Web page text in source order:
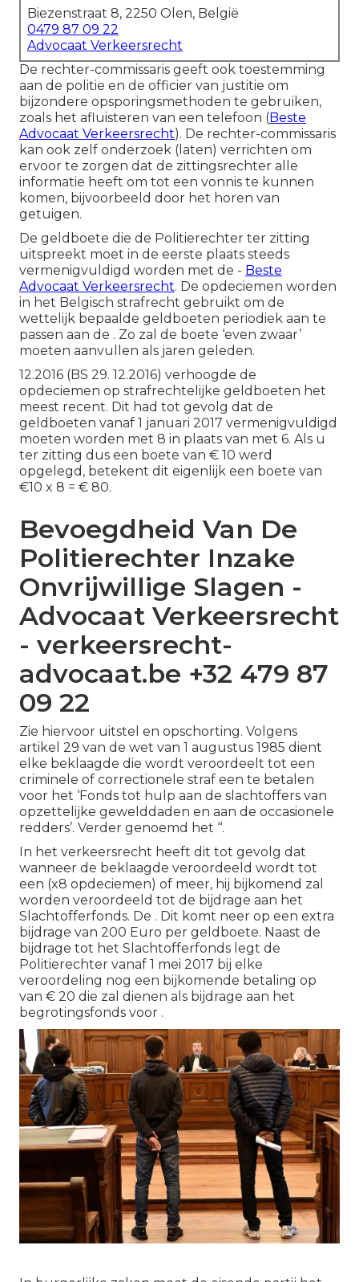
Biezenstraat 8, 2250 Olen, België
0479 87 09 22
Advocaat Verkeersrecht
De rechter-commissaris geeft ook toestemming
aan de politie en de officier van justitie om
bijzondere opsporingsmethoden te gebruiken,
zoals het afluisteren van een telefoon (Beste
Advocaat Verkeersrecht). De rechter-commissaris
kan ook zelf onderzoek (laten) verrichten om
ervoor te zorgen dat de zittingsrechter alle
informatie heeft om tot een vonnis te kunnen
komen, bijvoorbeeld door het horen van
getuigen.
De geldboete die de Politierechter ter zitting
uitspreekt moet in de eerste plaats steeds
vermenigvuldigd worden met de - Beste
Advocaat Verkeersrecht. De opdeciemen worden
in het Belgisch strafrecht gebruikt om de
wettelijk bepaalde geldboeten periodiek aan te
passen aan de . Zo zal de boete ‘even zwaar’
moeten aanvullen als jaren geleden.
12.2016 (BS 29. 12.2016) verhoogde de
opdeciemen op strafrechtelijke geldboeten het
meest recent. Dit had tot gevolg dat de
geldboeten vanaf 1 januari 2017 vermenigvuldigd
moeten worden met 8 in plaats van met 6. Als u
ter zitting dus een boete van € 10 werd
opgelegd, betekent dit eigenlijk een boete van
€10 x 8 = € 80.
Bevoegdheid Van De
Politierechter Inzake
Onvrijwillige Slagen -
Advocaat Verkeersrecht
- verkeersrecht-
advocaat.be +32 479 87
09 22
Zie hiervoor uitstel en opschorting. Volgens
artikel 29 van de wet van 1 augustus 1985 dient
elke beklaagde die wordt veroordeelt tot een
criminele of correctionele straf een te betalen
voor het ‘Fonds tot hulp aan de slachtoffers van
opzettelijke gewelddaden en aan de occasionele
redders’. Verder genoemd het ‘‘.
In het verkeersrecht heeft dit tot gevolg dat
wanneer de beklaagde veroordeeld wordt tot
een (x8 opdeciemen) of meer, hij bijkomend zal
worden veroordeeld tot de bijdrage aan het
Slachtofferfonds. De . Dit komt neer op een extra
bijdrage van 200 Euro per geldboete. Naast de
bijdrage tot het Slachtofferfonds legt de
Politierechter vanaf 1 mei 2017 bij elke
veroordeling nog een bijkomende betaling op
van € 20 die zal dienen als bijdrage aan het
begrotingsfonds voor .